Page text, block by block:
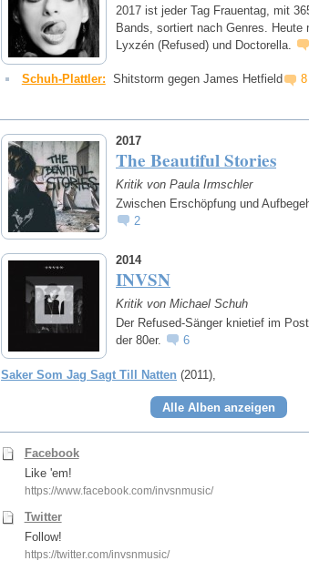
2017 ist jeder Tag Frauentag, mit
Bands, sortiert nach Genres. Heute
Lyxzén (Refused) und Doctorella.
Schuh-Plattler: Shitstorm gegen James Hetfield 8
2017
The Beautiful Stories
Kritik von Paula Irmschler
Zwischen Erschöpfung und
2
2014
INVSN
Kritik von Michael Schuh
Der Refused-Sänger knietief im
der 80er.
6
Saker Som Jag Sagt Till Natten (2011)
Alle Alben anzeigen
Facebook
Like 'em!
https://www.facebook.com/invsnmusic/
Twitter
Follow!
https://twitter.com/invsnmusic/